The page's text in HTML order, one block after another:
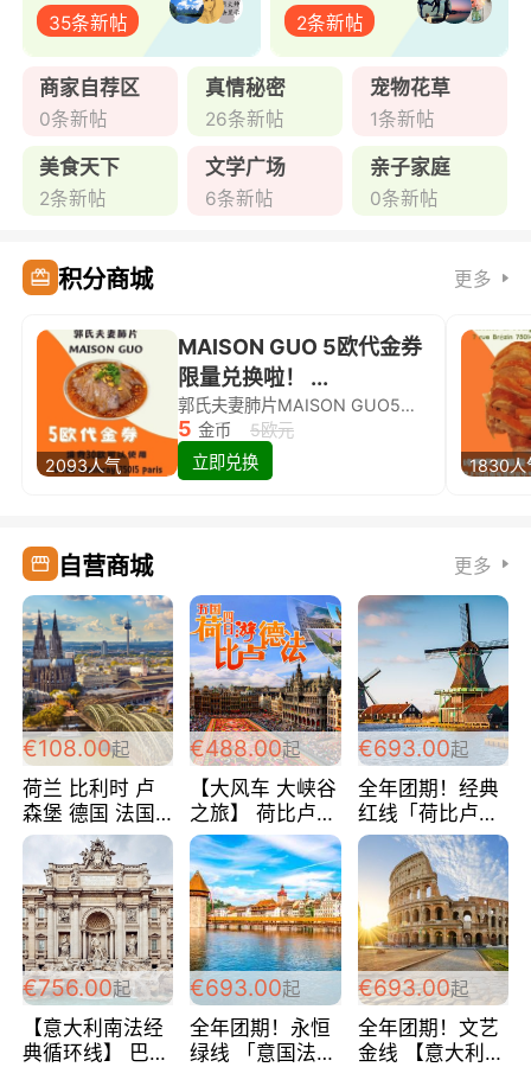
35条新帖 2条新帖
商家自荐区
0条新帖
真情秘密
26条新帖
宠物花草
1条新帖
美食天下
2条新帖
文学广场
6条新帖
亲子家庭
0条新帖
积分商城 更多
2093人气
MAISON GUO 5欧代金券
限量兑换啦！ ...
郭氏夫妻肺片MAISON GUO5欧代金券限量兑换啦！
5 金币
5欧元
立即兑换
1830人
自营商城 更多
€108.00起
荷兰 比利时 卢
森堡 德国 法国
超爽玩遍西欧 循
环线 全程四星宾
馆 108欧/人/天
€488.00起
【大风车 大峡谷
之旅】 荷比卢德
法 巴黎上下 经
典五国四日游
488欧/人
€693.00起
全年团期！经典
红线「荷比卢德
法」七天循环 五
国 仅售99欧/人/
天！巴黎上下！
包拼房~
€756.00起
【意大利南法经
典循环线】 巴黎
€693.00起
全年团期！永恒
绿线 「意国法
€693.00起
全年团期！文艺
金线 【意大利一